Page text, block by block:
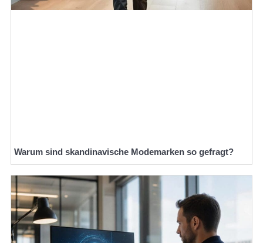
Warum sind skandinavische Modemarken so gefragt?